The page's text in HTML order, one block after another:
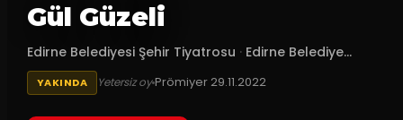
Gül Güzeli
Edirne Belediyesi Şehir Tiyatrosu · Edirne Belediye...
YAKINDA Yetersiz oyPrömiyer 29.11.2022